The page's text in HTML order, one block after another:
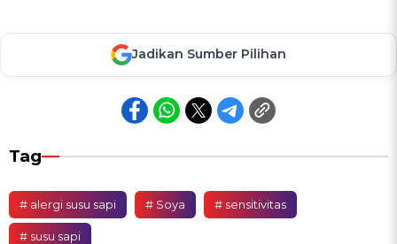
Jadikan Sumber Pilihan
Tag
# alergi susu sapi # Soya # sensitivitas
# susu sapi